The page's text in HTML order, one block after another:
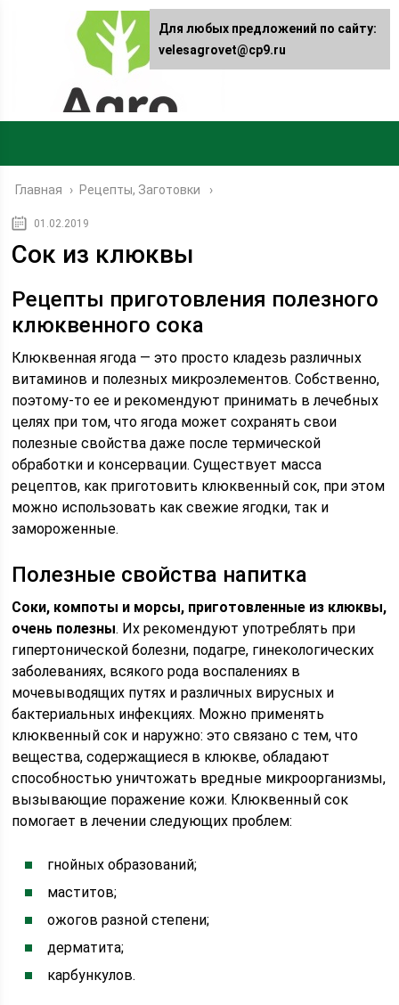
Главная › Рецепты, Заготовки
01.02.2019
Сок из клюквы
Рецепты приготовления полезного
клюквенного сока
Клюквенная ягода — это просто кладезь различных
витаминов и полезных микроэлементов. Собственно,
поэтому-то ее и рекомендуют принимать в лечебных
целях при том, что ягода может сохранять свои
полезные свойства даже после термической
обработки и консервации. Существует масса
рецептов, как приготовить клюквенный сок, при этом
можно использовать как свежие ягодки, так и
замороженные.
Полезные свойства напитка
Соки, компоты и морсы, приготовленные из клюквы,
очень полезны. Их рекомендуют употреблять при
гипертонической болезни, подагре, гинекологических
заболеваниях, всякого рода воспалениях в
мочевыводящих путях и различных вирусных и
бактериальных инфекциях. Можно применять
клюквенный сок и наружно: это связано с тем, что
вещества, содержащиеся в клюкве, обладают
способностью уничтожать вредные микроорганизмы,
вызывающие поражение кожи. Клюквенный сок
помогает в лечении следующих проблем:
гнойных образований;
маститов;
ожогов разной степени;
дерматита;
карбункулов.
Для любых предложений по сайту:
velesagrovet@cp9.ru